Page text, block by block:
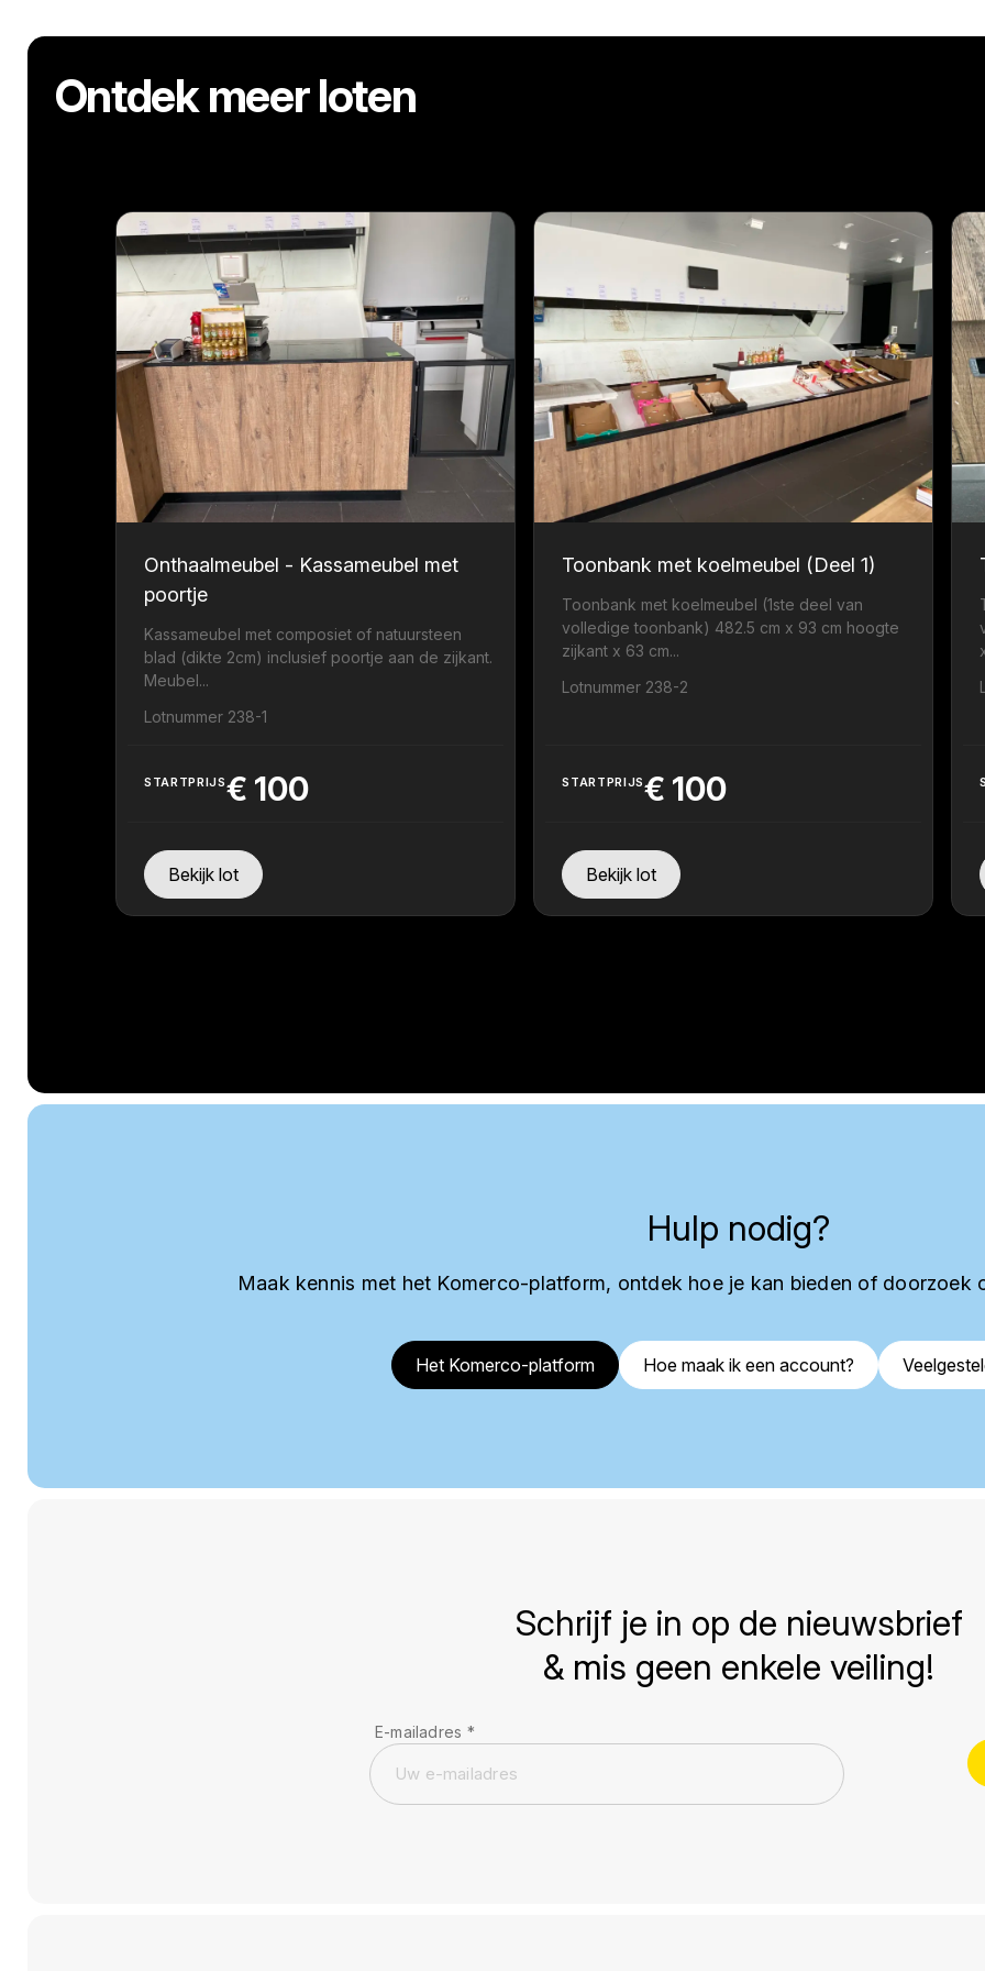
Ontdek meer loten
Onthaalmeubel - Kassameubel met
poortje
Kassameubel met composiet of natuursteen
blad (dikte 2cm) inclusief poortje aan de zijkant.
Meubel...
Lotnummer 238-1
STARTPRIJS€ 100
Bekijk lot
Toonbank met koelmeubel (Deel 1)
Toonbank met koelmeubel (1ste deel van
volledige toonbank) 482.5 cm x 93 cm hoogte
zijkant x 63 cm...
Lotnummer 238-2
STARTPRIJS€ 100
Bekijk lot
Hulp nodig?
Maak kennis met het Komerco-platform, ontdek hoe je kan bieden of doorzoek
Het Komerco-platform Hoe maak ik een account?
Schrijf je in op de nieuwsbrief
& mis geen enkele veiling!
E-mailadres *